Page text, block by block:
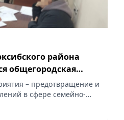
района
общегородская
в семье!»
– предотвращение и
в сфере семейно-
повышение